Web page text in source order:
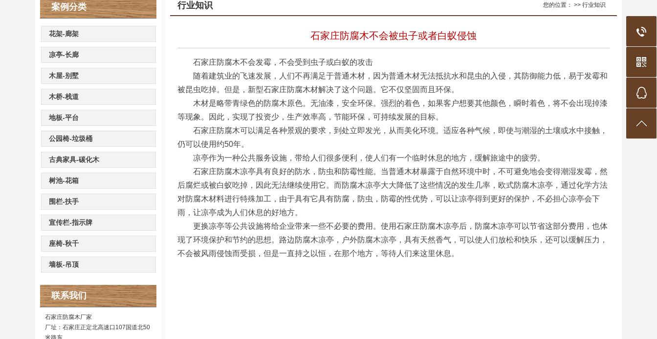
案例分类
花架-廊架
凉亭-长廊
木屋-别墅
木桥-栈道
地板-平台
公园椅-垃圾桶
古典家具-碳化木
树池-花箱
围栏-扶手
宣传栏-指示牌
座椅-秋千
墙板-吊顶
联系我们
石家庄防腐木厂家
厂址：石家庄正定北高速口107国道北50
米路东
行业知识 您的位置： >> 行业知识
石家庄防腐木不会被虫子或者白蚁侵蚀
石家庄防腐木不会发霉，不会受到虫子或白蚁的攻击
随着建筑业的飞速发展，人们不再满足于普通木材，因为普通木材无法抵抗水和昆虫的入侵，其防御能力低，易于发霉和
被昆虫吃掉。但是，新型石家庄防腐木材解决了这个问题。它不仅坚固而且环保。
木材是略带青绿色的防腐木原色。无油漆，安全环保。强烈的着色，如果客户想要其他颜色，瞬时着色，将不会出现掉漆
等现象。因此，实现了投资少，生产效率高，节能环保，可持续发展的目标。
石家庄防腐木可以满足各种景观的要求，到处立即发光，从而美化环境。适应各种气候，即使与潮湿的土壤或水中接触，
仍可以使用约50年。
凉亭作为一种公共服务设施，带给人们很多便利，使人们有一个临时休息的地方，缓解旅途中的疲劳。
石家庄防腐木凉亭具有良好的防水，防虫和防霉性能。当普通木材暴露于自然环境中时，不可避免地会变得潮湿发霉，然
后腐烂或被白蚁吃掉，因此无法继续使用它。而防腐木凉亭大大降低了这些情况的发生几率，欧式防腐木凉亭，通过化学方法
对防腐木材料进行特殊加工，由于具有它具有防腐，防虫，防霉的性优势，可以让凉亭得到更好的保护，不必担心凉亭会下
雨，让凉亭成为人们休息的好地方。
更换凉亭等公共设施将给企业带来一些不必要的费用。使用石家庄防腐木凉亭后，防腐木凉亭可以节省这部分费用，也体
现了环境保护和节约的思想。路边防腐木凉亭，户外防腐木凉亭，具有天然香气，可以使人们放松和快乐，还可以缓解压力，
不会被风雨侵蚀而受损，但是一直持之以恒，在那个地方，等待人们来这里休息。